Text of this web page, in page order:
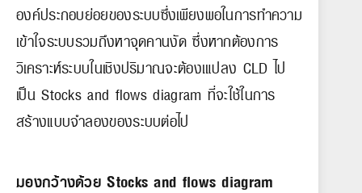
องค์ประกอบย่อยของระบบซึ่งเพียงพอในการทำความ
เข้าใจระบบรวมถึงหาจุดคานงัด ซึ่งหากต้องการ
วิเคราะห์ระบบในเชิงปริมาณจะต้องเแปลง CLD ไป
เป็น Stocks and flows diagram ที่จะใช้ในการ
สร้างแบบจำลองของระบบต่อไป
มองกว้างด้วย Stocks and flows diagram